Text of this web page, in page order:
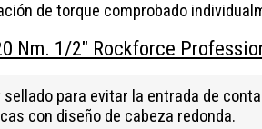
de torque comprobado
Nm. 1/2" Rockforce
sellado para evitar la entrada de
con diseño de cabeza redonda.